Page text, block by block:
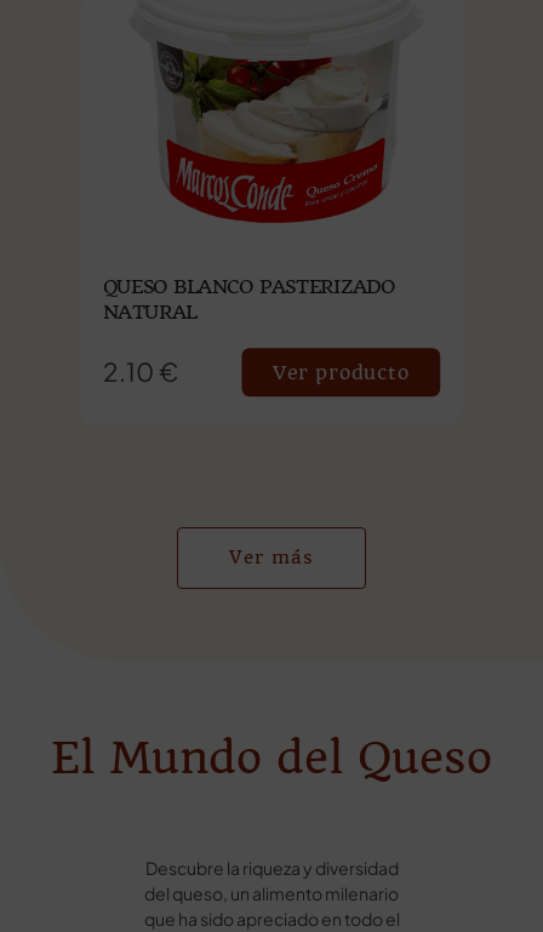
QUESO BLANCO PASTERIZADO
NATURAL
2.10 € Ver producto
Ver más
El Mundo del Queso
Descubre la riqueza y diversidad
del queso, un alimento milenario
que ha sido apreciado en todo el